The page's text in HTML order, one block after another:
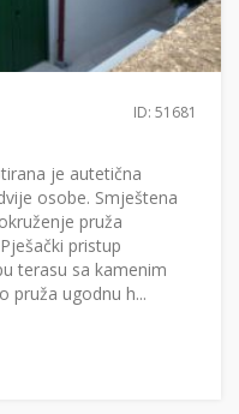
ID: 51681
je autetična
osobe. Smještena
pruža
pristup
terasu sa kamenim
pruža ugodnu h...